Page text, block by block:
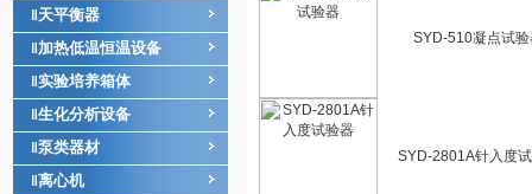
天平衡器
加热低温恒温设备
实验培养箱体
生化分析设备
泵类器材
离心机
SYD-510凝点试验
SYD-2801A针入度